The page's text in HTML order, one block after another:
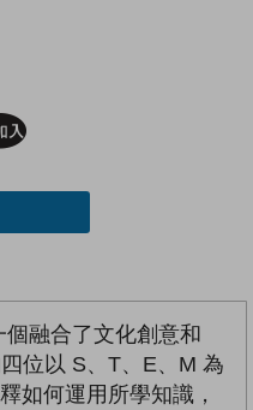
個融合了文化創意和
位以 S、T、E、M 為
如何運用所學知識，